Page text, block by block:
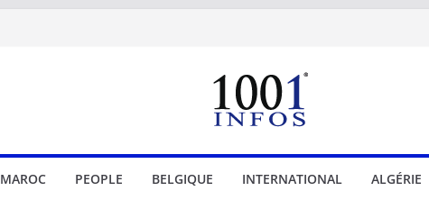
MAROC PEOPLE BELGIQUE INTERNATIONAL ALGÉRIE